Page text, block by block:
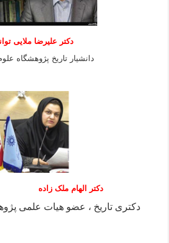
دكتر عليرضا ملايى
دانشيار تاريخ پژوهشگاه
دکتر الهام ملک زاده
دکتری تاریخ ، عضو هیات علمی